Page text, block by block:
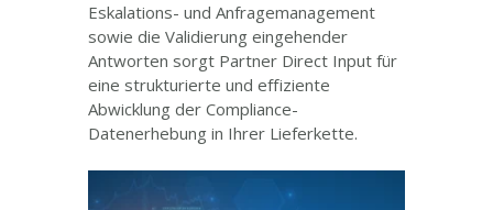
Eskalations- und Anfragemanagement
sowie die Validierung eingehender
Antworten sorgt Partner Direct Input für
eine strukturierte und effiziente
Abwicklung der Compliance-
Datenerhebung in Ihrer Lieferkette.